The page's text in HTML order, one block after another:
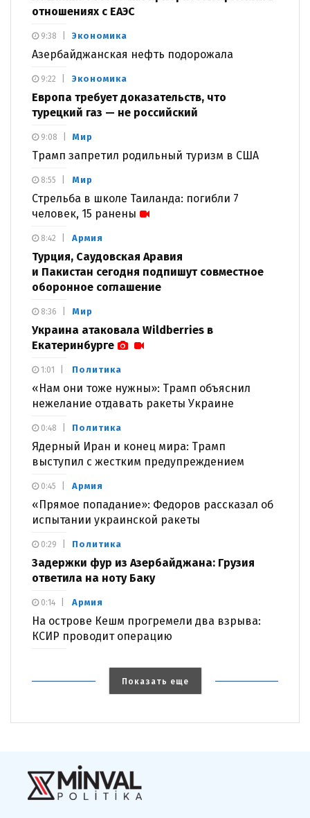
отношениях с ЕАЭС
Экономика
Азербайджанская нефть подорожала
9:38
Экономика
Европа требует доказательств, что
турецкий газ — не российский
9:22
Мир
Трамп запретил родильный туризм в США
9:08
Мир
Стрельба в школе Таиланда: погибли 7
человек, 15 ранены
8:55
Армия
Турция, Саудовская Аравия
и Пакистан сегодня подпишут совместное
оборонное соглашение
8:42
Мир
Украина атаковала Wildberries в
Екатеринбурге
8:36
Политика
«Нам они тоже нужны»: Трамп объяснил
нежелание отдавать ракеты Украине
1:01
Политика
Ядерный Иран и конец мира: Трамп
выступил с жестким предупреждением
0:48
Армия
«Прямое попадание»: Федоров рассказал об
испытании украинской ракеты
0:45
Политика
Задержки фур из Азербайджана: Грузия
ответила на ноту Баку
0:29
Армия
На острове Кешм прогремели два взрыва:
КСИР проводит операцию
0:14
Показать еще